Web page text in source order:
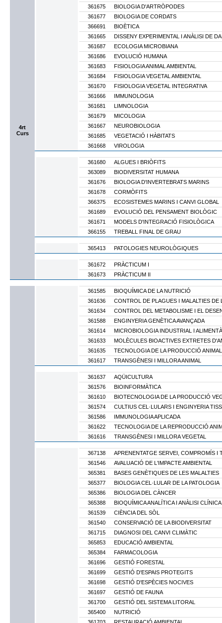
4rt
Curs
361675
BIOLOGIA D'ARTRÒPODES
361677
BIOLOGIA DE CORDATS
366691
BIOÈTICA
361665
DISSENY EXPERIMENTAL I ANÀLISI DE
361687
ECOLOGIA MICROBIANA
361686
EVOLUCIÓ HUMANA
361683
FISIOLOGIA ANIMAL AMBIENTAL
361684
FISIOLOGIA VEGETAL AMBIENTAL
361670
FISIOLOGIA VEGETAL INTEGRATIVA
361666
IMMUNOLOGIA
361681
LIMNOLOGIA
361679
MICOLOGIA
361667
NEUROBIOLOGIA
361685
VEGETACIÓ I HÀBITATS
361668
VIROLOGIA
361680
ALGUES I BRIÒFITS
363089
BIODIVERSITAT HUMANA
361676
BIOLOGIA D'INVERTEBRATS MARINS
361678
CORMÒFITS
366375
ECOSISTEMES MARINS I CANVI GLOBAL
361689
EVOLUCIÓ DEL PENSAMENT BIOLÒGIC
361671
MODELS D'INTEGRACIÓ FISIOLÒGICA
366155
TREBALL FINAL DE GRAU
365413 PATOLOGIES NEUROLÒGIQUES
361672
PRÀCTICUM I
361673
PRÀCTICUM II
361585
BIOQUÍMICA DE LA NUTRICIÓ
361636
CONTROL DE PLAGUES I MALALTIES DE
361634
CONTROL DEL METABOLISME I EL
361588
ENGINYERIA GENÈTICA AVANÇADA
361614
MICROBIOLOGIA INDUSTRIAL I
361633
MOLÈCULES BIOACTIVES EXTRETES
361635
TECNOLOGIA DE LA PRODUCCIÓ ANIMAL
361617
TRANSGÈNESI I MILLORA ANIMAL
361637
AQÜICULTURA
361576
BIOINFORMÀTICA
361610
BIOTECNOLOGIA DE LA PRODUCCIÓ
361574
CULTIUS CEL·LULARS I ENGINYERIA
361586
IMMUNOLOGIA APLICADA
361622
TECNOLOGIA DE LA REPRODUCCIÓ
361616
TRANSGÈNESI I MILLORA VEGETAL
367138
APRENENTATGE SERVEI, COMPROMÍS I
361546
AVALUACIÓ DE L'IMPACTE AMBIENTAL
365381
BASES GENÈTIQUES DE LES MALALTIES
365377
BIOLOGIA CEL·LULAR DE LA PATOLOGIA
365386
BIOLOGIA DEL CÀNCER
365388
BIOQUÍMICA ANALÍTICA I ANÀLISI CLÍNICA
361539
CIÈNCIA DEL SÒL
361540
CONSERVACIÓ DE LA BIODIVERSITAT
361715
DIAGNOSI DEL CANVI CLIMÀTIC
365853
EDUCACIÓ AMBIENTAL
365384
FARMACOLOGIA
361696
GESTIÓ FORESTAL
361699
GESTIÓ D'ESPAIS PROTEGITS
361698
GESTIÓ D'ESPÈCIES NOCIVES
361697
GESTIÓ DE FAUNA
361700
GESTIÓ DEL SISTEMA LITORAL
365400
NUTRICIÓ